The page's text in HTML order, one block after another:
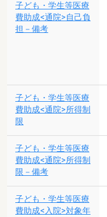
子ども・学生等医療
費助成<通院>自己負
担－備考
子ども・学生等医療
費助成<通院>所得制
限
子ども・学生等医療
費助成<通院>所得制
限－備考
子ども・学生等医療
費助成<入院>対象年